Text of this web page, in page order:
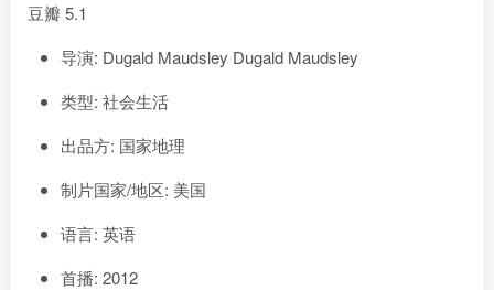
豆瓣 5.1
导演: Dugald Maudsley Dugald Maudsley
类型: 社会生活
出品方: 国家地理
制片国家/地区: 美国
语言: 英语
首播: 2012